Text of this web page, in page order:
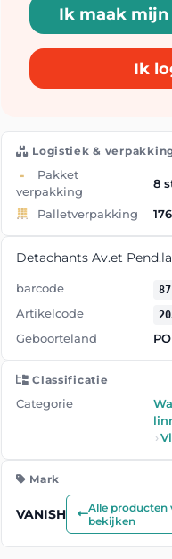
Ik maak
Ik
Logistiek &
Pakket
verpakking
8
Palletverpakking
Detachants Av.et
barcode
Artikelcode
Geboorteland
Classificatie
Categorie
›
Mark
VANISH
Alle producten
bekijken